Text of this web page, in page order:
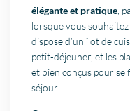
élégante et pratique ,
lorsque vous
dispose d’un îlot de
petit-déjeuner, et les
et bien conçus pour se
séjour.